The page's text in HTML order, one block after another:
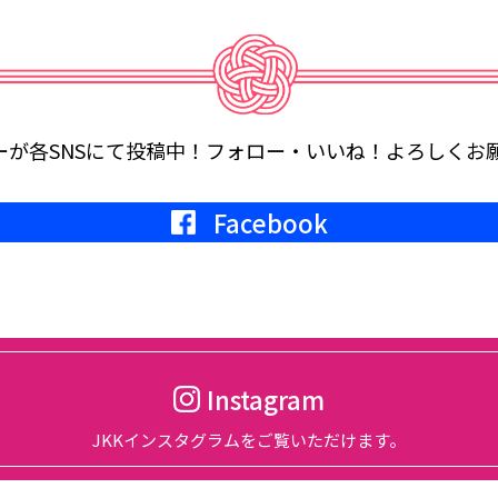
総会開催
トにて開催される『宿フェス』に参加します。
2回定例会議in軽井沢が、グランドエクシブ軽井沢にて
各SNSにて投稿中！ フォロー・いいね！よろしくお
Facebook
Instagram
JKKインスタグラムをご覧いただけます。